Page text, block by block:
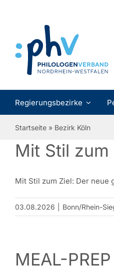
Regierungsbezirke
Startseite » Bezirk Köln
Mit Stil
Mit Stil zum Ziel: Der
03.08.2026 Bonn/Rhein-
MEAL-